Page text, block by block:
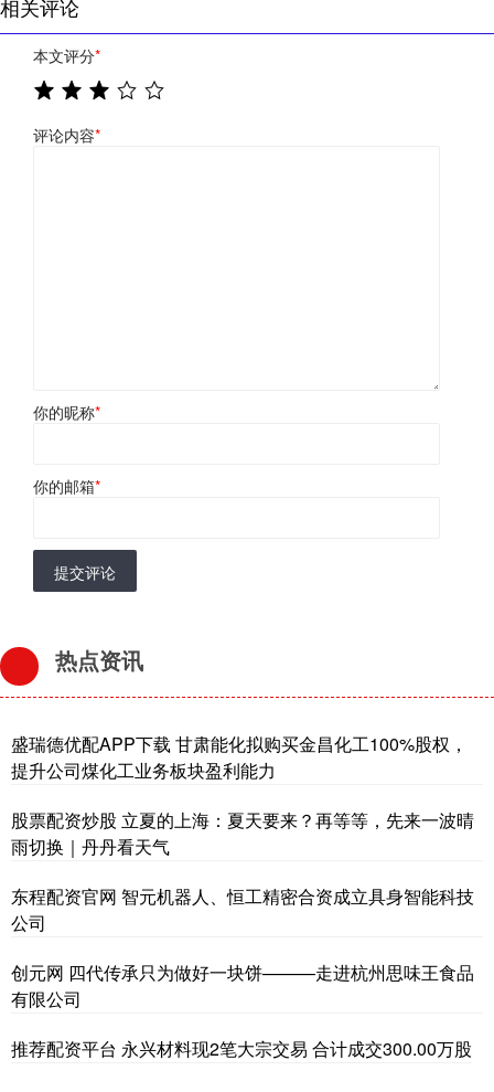
相关评论
本文评分*
评论内容*
你的昵称*
你的邮箱*
提交评论
热点资讯
盛瑞德优配APP下载 甘肃能化拟购买金昌化工100%股权，
提升公司煤化工业务板块盈利能力
股票配资炒股 立夏的上海：夏天要来？再等等，先来一波晴
雨切换｜丹丹看天气
东程配资官网 智元机器人、恒工精密合资成立具身智能科技
公司
创元网 四代传承只为做好一块饼———走进杭州思味王食品
有限公司
推荐配资平台 永兴材料现2笔大宗交易 合计成交300.00万股